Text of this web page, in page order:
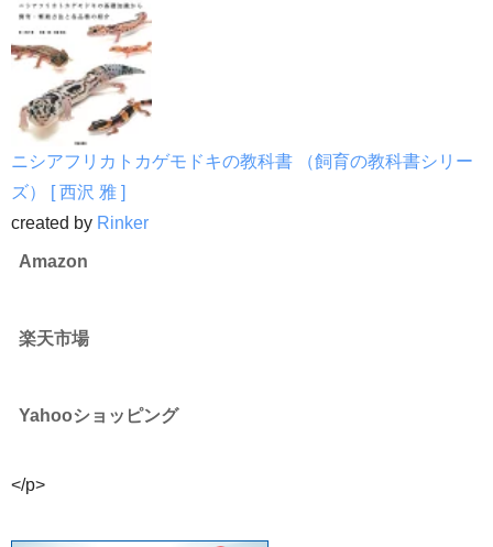
ニシアフリカトカゲモドキの教科書 （飼育の教科書シリー
ズ） [ 西沢 雅 ]
created by Rinker
Amazon
楽天市場
Yahooショッピング
</p>